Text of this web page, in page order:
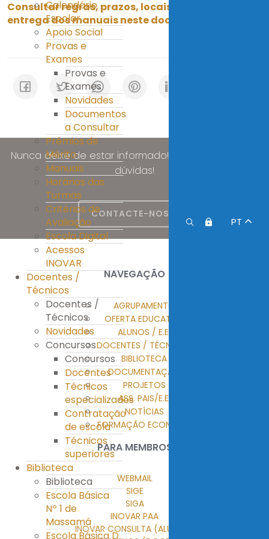
Calendário
Escolar
Apoio Social
Provas e
Exames
Provas e
Exames
Novidades
Documentos
a Consultar
Prémios de
Mérito
Manuais
Horários das
Turmas
Critérios de
Avaliação
Escola Digital
Acessos
INOVAR
Docentes /
Técnicos
Docentes /
Técnicos
Novidades
Concursos
Concursos
Docentes
Técnicos
especializados
Contratação
de escola
Técnicos
superiores
Biblioteca
Biblioteca
Escola Básica
Nº 1 de
Massamá
Escola Básica D.
PT
Consultar regras, prazos, locais e horário de
entrega dos manuais neste documento.
Nunca deixe de estar informado! Esclareça as suas
dúvidas!
CONTACTE-NOS
NAVEGAÇÃO
AGRUPAMENTO
OFERTA EDUCATIVA
ALUNOS / E.E.
DOCENTES / TÉCNICOS
BIBLIOTECA
DOCUMENTAÇÃO
PROJETOS
ASS. PAIS/E.E.
NOTÍCIAS
FORMAÇÃO ECONTENT
PARA MEMBROS
WEBMAIL
SIGE
SIGA
INOVAR PAA
INOVAR CONSULTA (ALUNOS)